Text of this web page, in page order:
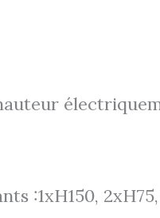
:1xH150, 2xH75,